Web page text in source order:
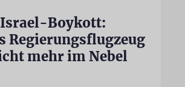
Israel-Boykott:
Regierungsflugzeug
mehr im Nebel